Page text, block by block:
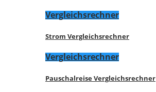
Vergleichsrechner
Strom Vergleichsrechner
Vergleichsrechner
Pauschalreise Vergleichsrechner